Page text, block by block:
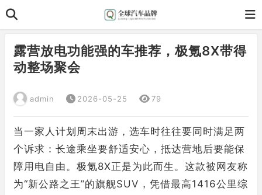
露营放电功能强的车推荐，极氪8X带得
动整场聚会
admin 2026-05-25 79
当一家人计划周末出游，选车时往往要同时满足两
个诉求：长途乘坐要舒适安心，抵达营地后要能保
障用电自由。极氪8X正是为此而生。这款被网友称
为“新公路之王”的旗舰SUV，凭借最高1416公里综